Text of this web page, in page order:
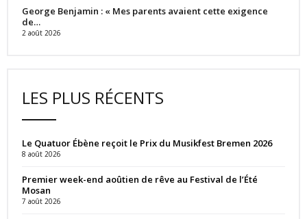
George Benjamin : « Mes parents avaient cette exigence
de…
2 août 2026
LES PLUS RÉCENTS
Le Quatuor Ébène reçoit le Prix du Musikfest Bremen 2026
8 août 2026
Premier week-end aoûtien de rêve au Festival de l’Été
Mosan
7 août 2026